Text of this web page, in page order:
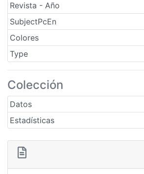
Revista - Año
SubjectPcEn
Colores
Type
Colección
Datos
Estadísticas